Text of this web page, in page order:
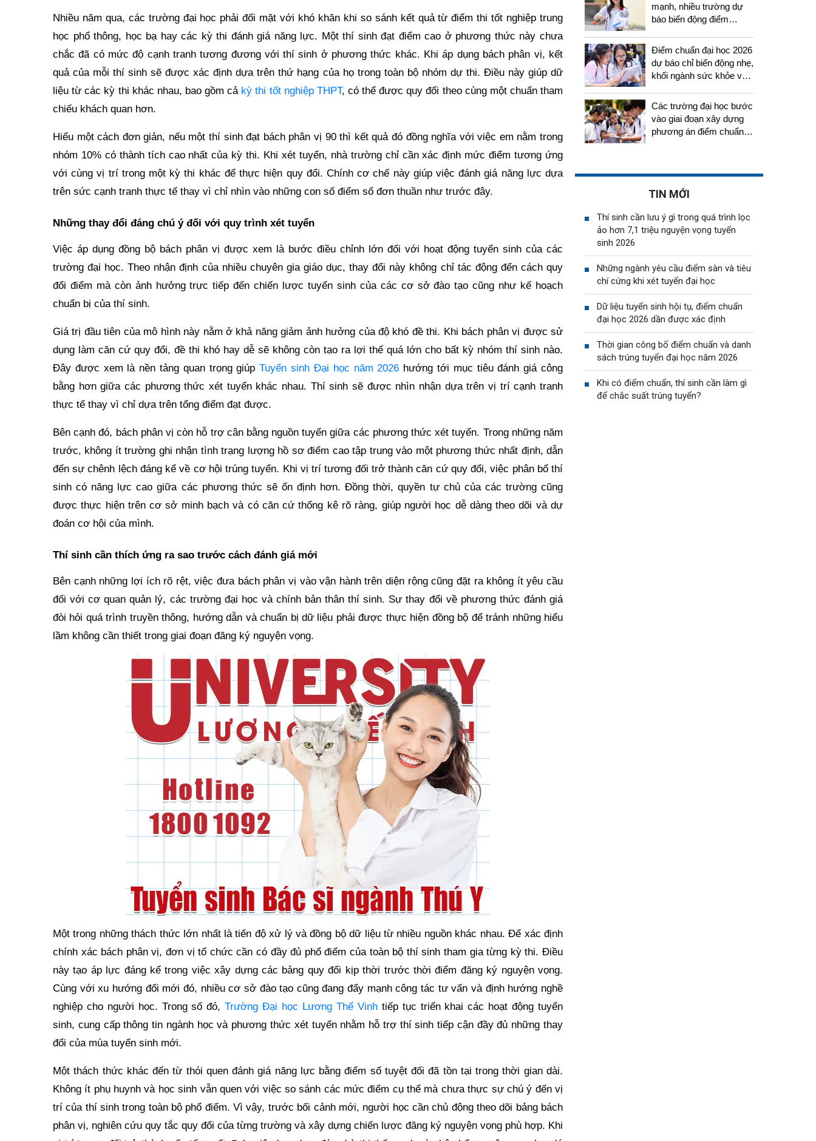
Nhiều năm qua, các trường đại học phải đối mặt với khó khăn khi so sánh kết quả từ điểm thi tốt nghiệp trung
học phổ thông, học bạ hay các kỳ thi đánh giá năng lực. Một thí sinh đạt điểm cao ở phương thức này chưa
chắc đã có mức độ cạnh tranh tương đương với thí sinh ở phương thức khác. Khi áp dụng bách phân vị, kết
quả của mỗi thí sinh sẽ được xác định dựa trên thứ hạng của họ trong toàn bộ nhóm dự thi. Điều này giúp dữ
liệu từ các kỳ thi khác nhau, bao gồm cả kỳ thi tốt nghiệp THPT, có thể được quy đổi theo cùng một chuẩn tham
chiếu khách quan hơn.
Hiểu một cách đơn giản, nếu một thí sinh đạt bách phân vị 90 thì kết quả đó đồng nghĩa với việc em nằm trong
nhóm 10% có thành tích cao nhất của kỳ thi. Khi xét tuyển, nhà trường chỉ cần xác định mức điểm tương ứng
với cùng vị trí trong một kỳ thi khác để thực hiện quy đổi. Chính cơ chế này giúp việc đánh giá năng lực dựa
trên sức cạnh tranh thực tế thay vì chỉ nhìn vào những con số điểm số đơn thuần như trước đây.
Những thay đổi đáng chú ý đối với quy trình xét tuyển
Việc áp dụng đồng bộ bách phân vị được xem là bước điều chỉnh lớn đối với hoạt động tuyển sinh của các
trường đại học. Theo nhận định của nhiều chuyên gia giáo dục, thay đổi này không chỉ tác động đến cách quy
đổi điểm mà còn ảnh hưởng trực tiếp đến chiến lược tuyển sinh của các cơ sở đào tạo cũng như kế hoạch
chuẩn bị của thí sinh.
Giá trị đầu tiên của mô hình này nằm ở khả năng giảm ảnh hưởng của độ khó đề thi. Khi bách phân vị được sử
dụng làm căn cứ quy đổi, đề thi khó hay dễ sẽ không còn tạo ra lợi thế quá lớn cho bất kỳ nhóm thí sinh nào.
Đây được xem là nền tảng quan trọng giúpTuyển sinh Đại học năm 2026 hướng tới mục tiêu đánh giá công
bằng hơn giữa các phương thức xét tuyển khác nhau. Thí sinh sẽ được nhìn nhận dựa trên vị trí cạnh tranh
thực tế thay vì chỉ dựa trên tổng điểm đạt được.
Bên cạnh đó, bách phân vị còn hỗ trợ cân bằng nguồn tuyển giữa các phương thức xét tuyển. Trong những năm
trước, không ít trường ghi nhận tình trạng lượng hồ sơ điểm cao tập trung vào một phương thức nhất định, dẫn
đến sự chênh lệch đáng kể về cơ hội trúng tuyển. Khi vị trí tương đối trở thành căn cứ quy đổi, việc phân bổ thí
sinh có năng lực cao giữa các phương thức sẽ ổn định hơn. Đồng thời, quyền tự chủ của các trường cũng
được thực hiện trên cơ sở minh bạch và có căn cứ thống kê rõ ràng, giúp người học dễ dàng theo dõi và dự
đoán cơ hội của mình.
Thí sinh cần thích ứng ra sao trước cách đánh giá mới
Bên cạnh những lợi ích rõ rệt, việc đưa bách phân vị vào vận hành trên diện rộng cũng đặt ra không ít yêu cầu
đối với cơ quan quản lý, các trường đại học và chính bản thân thí sinh. Sự thay đổi về phương thức đánh giá
đòi hỏi quá trình truyền thông, hướng dẫn và chuẩn bị dữ liệu phải được thực hiện đồng bộ để tránh những hiểu
lầm không cần thiết trong giai đoạn đăng ký nguyện vọng.
Một trong những thách thức lớn nhất là tiến độ xử lý và đồng bộ dữ liệu từ nhiều nguồn khác nhau. Để xác định
chính xác bách phân vị, đơn vị tổ chức cần có đầy đủ phổ điểm của toàn bộ thí sinh tham gia từng kỳ thi. Điều
này tạo áp lực đáng kể trong việc xây dựng các bảng quy đổi kịp thời trước thời điểm đăng ký nguyện vọng.
Cùng với xu hướng đổi mới đó, nhiều cơ sở đào tạo cũng đang đẩy mạnh công tác tư vấn và định hướng nghề
nghiệp cho người học. Trong số đó,Trường Đại học Lương Thế Vinhtiếp tục triển khai các hoạt động tuyển
sinh, cung cấp thông tin ngành học và phương thức xét tuyển nhằm hỗ trợ thí sinh tiếp cận đầy đủ những thay
đổi của mùa tuyển sinh mới.
Một thách thức khác đến từ thói quen đánh giá năng lực bằng điểm số tuyệt đối đã tồn tại trong thời gian dài.
Không ít phụ huynh và học sinh vẫn quen với việc so sánh các mức điểm cụ thể mà chưa thực sự chú ý đến vị
trí của thí sinh trong toàn bộ phổ điểm. Vì vậy, trước bối cảnh mới, người học cần chủ động theo dõi bảng bách
phân vị, nghiên cứu quy tắc quy đổi của từng trường và xây dựng chiến lược đăng ký nguyện vọng phù hợp. Khi
mạnh, nhiều trường dự
báo biến động điểm
Điểm chuẩn đại học 2026
dự báo chỉ biến động nhẹ,
khối ngành sức khỏe vẫn
Các trường đại học bước
vào giai đoạn xây dựng
phương án điểm chuẩn,
TIN MỚI
Thí sinh cần lưu ý gì trong quá trình lọc
ảo hơn 7,1 triệu nguyện vọng tuyển
sinh 2026
Những ngành yêu cầu điểm sàn và tiêu
chí cứng khi xét tuyển đại học
Dữ liệu tuyển sinh hội tụ, điểm chuẩn
đại học 2026 dần được xác định
Thời gian công bố điểm chuẩn và danh
sách trúng tuyển đại học năm 2026
Khi có điểm chuẩn, thí sinh cần làm gì
để chắc suất trúng tuyển?